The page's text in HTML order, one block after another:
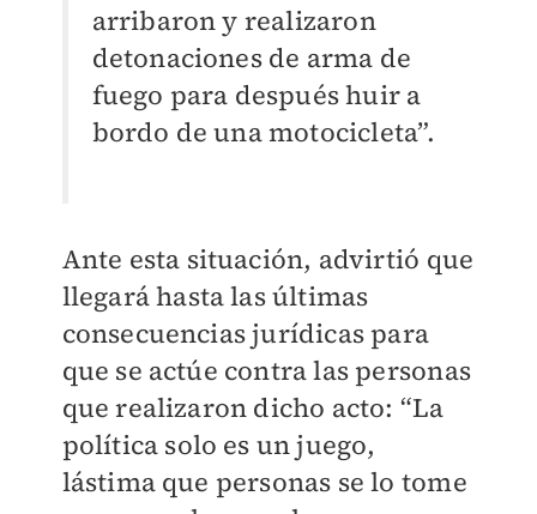
arribaron y realizaron
detonaciones de arma de
fuego para después huir a
bordo de una motocicleta”.
Ante esta situación, advirtió que
llegará hasta las últimas
consecuencias jurídicas para
que se actúe contra las personas
que realizaron dicho acto: “La
política solo es un juego,
lástima que personas se lo tome